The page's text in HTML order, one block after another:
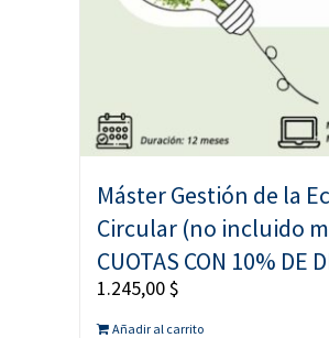
Máster Gestión de la
Circular (no incluido
CUOTAS CON 10% DE
1.245,00$
Añadir al carrito